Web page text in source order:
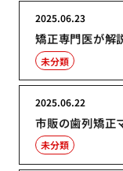
矯正専門医が解
2025.06.23
未分類
市販の歯列矯正
2025.06.22
未分類